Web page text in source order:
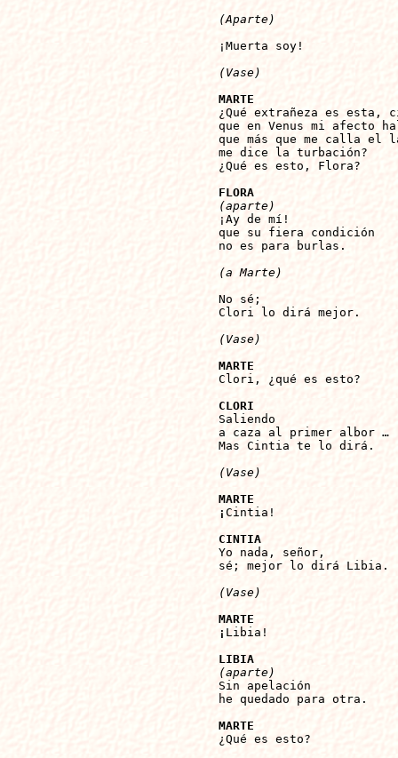
(Aparte)
¡Muerta soy!
(Vase)
MARTE
¿Qué extrañeza es esta,
que en Venus mi afecto
que más que me calla el
me dice la turbación?
¿Qué es esto, Flora?
FLORA
(aparte)
¡Ay de mí!
que su fiera condición
no es para burlas.
(a Marte)
No sé;
Clori lo dirá mejor.
(Vase)
MARTE
Clori, ¿qué es esto?
CLORI
Saliendo
a caza al primer albor …
Mas Cintia te lo dirá.
(Vase)
MARTE
¡ Cintia!
CINTIA
Yo nada, señor,
sé; mejor lo dirá Libia.
(Vase)
MARTE
¡ Libia!
LIBIA
(aparte)
Sin apelación
he quedado para otra.
MARTE
¿Qué es esto?